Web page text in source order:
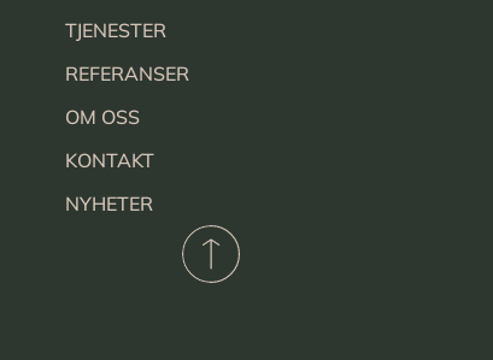
TJENESTER
REFERANSER
OM OSS
KONTAKT
NYHETER